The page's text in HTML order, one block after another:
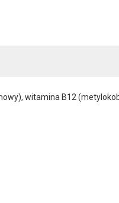
witamina B12